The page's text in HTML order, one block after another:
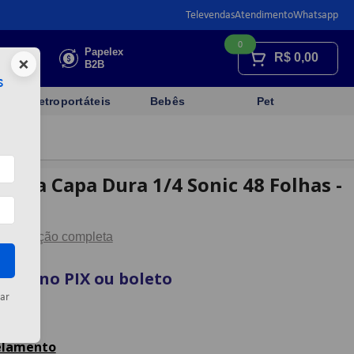
TelevendasAtendimentoWhatsapp
Faça sua
cotação
Papelex
B2B
R$ 0,00
0
Eletroportáteis Bebês Pet
Capa Dura 1/4 Sonic 48 Folhas -
Descrição completa
no PIX ou boleto
×